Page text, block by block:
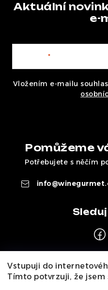
Vstupuji do
Tímto potvrzuji, že jsem
Pomůžeme
Potřebujete s něčím
info@
Aktuální
e-
Vložením e-mailu
Z
á
Pro